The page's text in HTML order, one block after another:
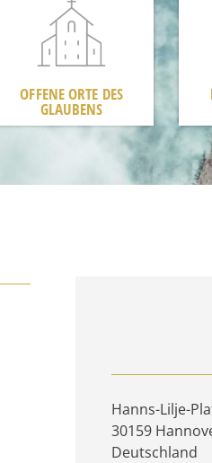
OFFENE ORTE DES
GLAUBENS
Hanns-Lilje-
30159
Deutschland